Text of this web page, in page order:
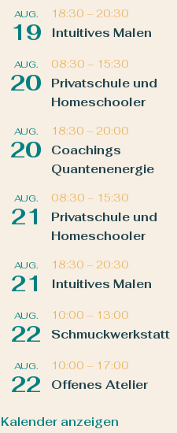
AUG.
19
18:30 – 20:30
Intuitives Malen
AUG.
20
08:30 – 15:30
Privatschule und
Homeschooler
AUG.
20
18:30 – 20:00
Coachings
Quantenenergie
AUG.
21
08:30 – 15:30
Privatschule und
Homeschooler
AUG.
21
18:30 – 20:30
Intuitives Malen
AUG.
22
10:00 – 13:00
Schmuckwerkstatt
AUG.
22
10:00 – 17:00
Offenes Atelier
Kalender anzeigen